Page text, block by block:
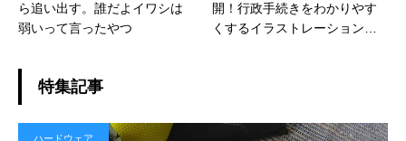
ら追い出す。誰だよイワシは
弱いって言ったやつ
開！行政手続きをわかりやす
くするイラストレーション素
特集記事
ハードウェア